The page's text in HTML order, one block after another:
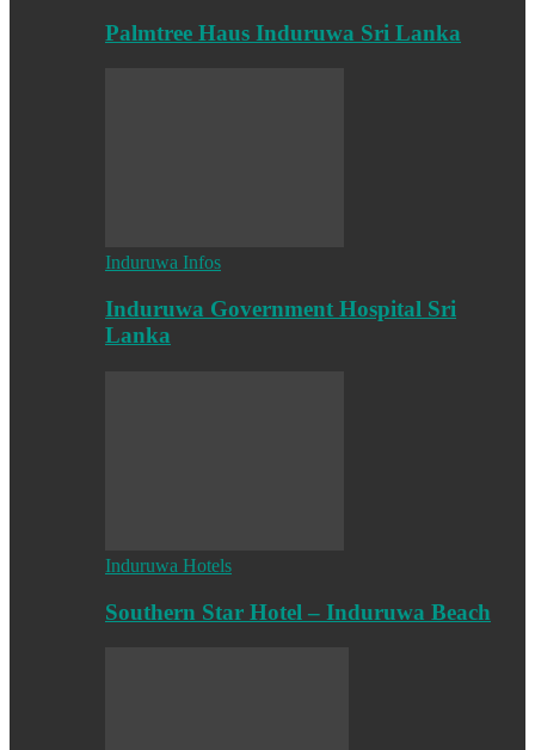
Palmtree Haus Induruwa Sri Lanka
Induruwa Infos
Induruwa Government Hospital Sri
Lanka
Induruwa Hotels
Southern Star Hotel – Induruwa Beach